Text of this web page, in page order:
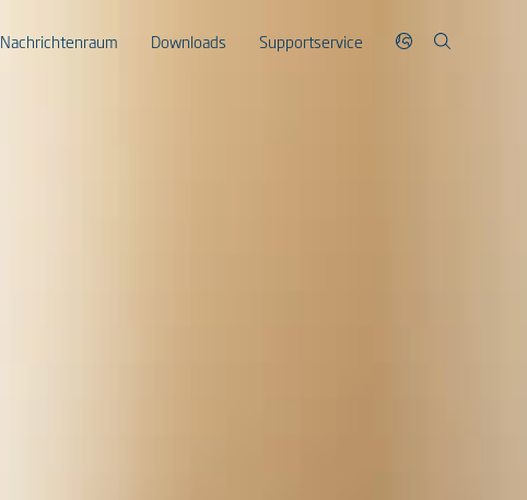
Nachrichtenraum Downloads Supportservice